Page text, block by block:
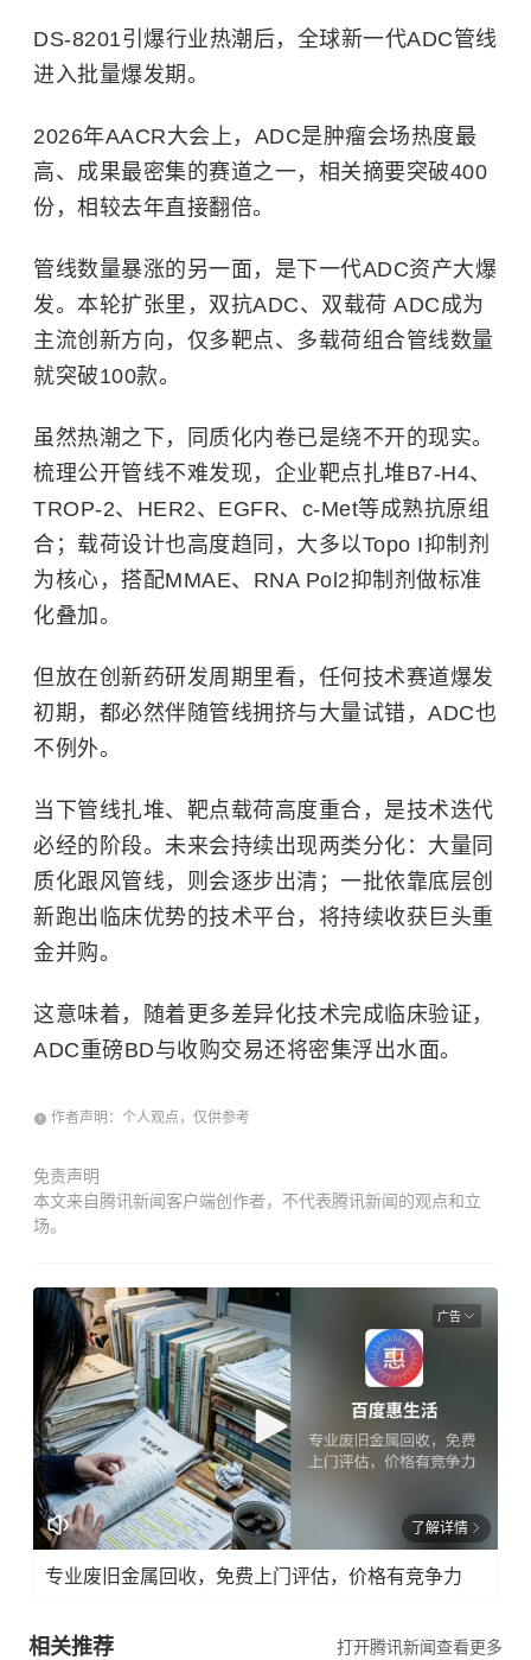
DS-8201引爆行业热潮后，全球新一代ADC管线
进入批量爆发期。
2026年AACR大会上，ADC是肿瘤会场热度最
高、成果最密集的赛道之一，相关摘要突破400
份，相较去年直接翻倍。
管线数量暴涨的另一面，是下一代ADC资产大爆
发。本轮扩张里，双抗ADC、双载荷 ADC成为
主流创新方向，仅多靶点、多载荷组合管线数量
就突破100款。
虽然热潮之下，同质化内卷已是绕不开的现实。
梳理公开管线不难发现，企业靶点扎堆B7-H4、
TROP-2、HER2、EGFR、c-Met等成熟抗原组
合；载荷设计也高度趋同，大多以Topo I抑制剂
为核心，搭配MMAE、RNA Pol2抑制剂做标准
化叠加。
但放在创新药研发周期里看，任何技术赛道爆发
初期，都必然伴随管线拥挤与大量试错，ADC也
不例外。
当下管线扎堆、靶点载荷高度重合，是技术迭代
必经的阶段。未来会持续出现两类分化：大量同
质化跟风管线，则会逐步出清；一批依靠底层创
新跑出临床优势的技术平台，将持续收获巨头重
金并购。
这意味着，随着更多差异化技术完成临床验证，
ADC重磅BD与收购交易还将密集浮出水面。
作者声明：个人观点，仅供参考
免责声明
本文来自腾讯新闻客户端创作者，不代表腾讯新闻的观点和立
场。
广告
了解详情
专业废旧金属回收，免费上门评估，价格有竞争力
相关推荐 打开腾讯新闻查看更多